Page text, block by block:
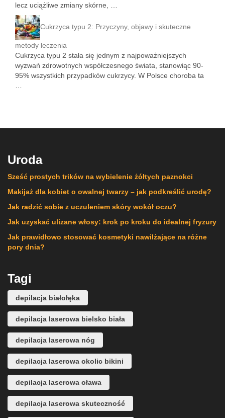
lecz uciążliwe zmiany skórne, …
Cukrzyca typu 2: Przyczyny, objawy i skuteczne
metody leczenia
Cukrzyca typu 2 stała się jednym z najpoważniejszych
wyzwań zdrowotnych współczesnego świata, stanowiąc 90-
95% wszystkich przypadków cukrzycy. W Polsce choroba ta
Uroda
Sześć prostych trików na wybielenie żółtych paznokci
Makijaż dla kobiet o owalnej twarzy – jak podkreślić urodę?
Jak radzić sobie z uczuleniem skóry wokół oczu?
Jak uzyskać ulizane włosy: krok po kroku do idealnej fryzury
Jak prawidłowo stosować kosmetyki nawilżające na różne
pory dnia?
Tagi
depilacja białołęka
depilacja laserowa bielsko biała
depilacja laserowa nóg
depilacja laserowa okolic bikini
depilacja laserowa oława
depilacja laserowa skuteczność